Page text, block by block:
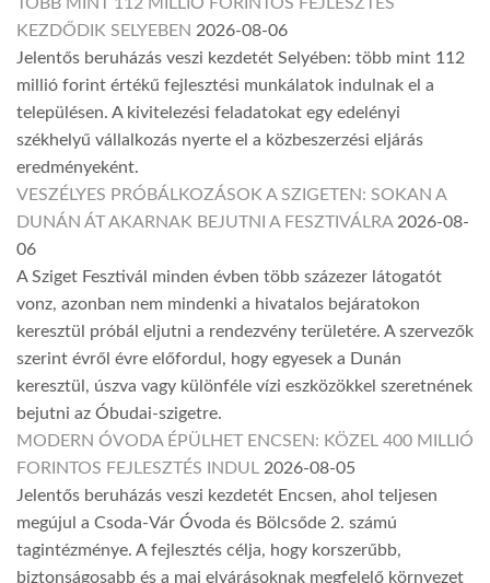
TÖBB MINT 112 MILLIÓ FORINTOS FEJLESZTÉS
KEZDŐDIK SELYEBEN 2026-08-06
Jelentős beruházás veszi kezdetét Selyében: több mint 112
millió forint értékű fejlesztési munkálatok indulnak el a
településen. A kivitelezési feladatokat egy edelényi
székhelyű vállalkozás nyerte el a közbeszerzési eljárás
eredményeként.
VESZÉLYES PRÓBÁLKOZÁSOK A SZIGETEN: SOKAN A
DUNÁN ÁT AKARNAK BEJUTNI A FESZTIVÁLRA 2026-08-
06
A Sziget Fesztivál minden évben több százezer látogatót
vonz, azonban nem mindenki a hivatalos bejáratokon
keresztül próbál eljutni a rendezvény területére. A szervezők
szerint évről évre előfordul, hogy egyesek a Dunán
keresztül, úszva vagy különféle vízi eszközökkel szeretnének
bejutni az Óbudai-szigetre.
MODERN ÓVODA ÉPÜLHET ENCSEN: KÖZEL 400 MILLIÓ
FORINTOS FEJLESZTÉS INDUL 2026-08-05
Jelentős beruházás veszi kezdetét Encsen, ahol teljesen
megújul a Csoda-Vár Óvoda és Bölcsőde 2. számú
tagintézménye. A fejlesztés célja, hogy korszerűbb,
biztonságosabb és a mai elvárásoknak megfelelő környezet